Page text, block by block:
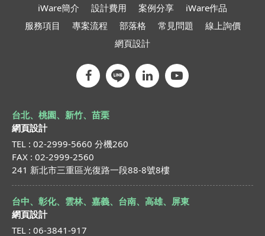
iWare簡介 設計費用 案例分享
iWare作品
服務項目
專案流程 部落格 常見問題
線上詢價
網頁設計
台北、桃園、新竹、苗栗
網頁設計
TEL : 02-2999-5660 分機260
FAX : 02-2999-2560
241 新北市三重區光復路一段88-8號8樓
台中、彰化、雲林、嘉義、台南、高雄、屏東
網頁設計
TEL : 06-3841-917